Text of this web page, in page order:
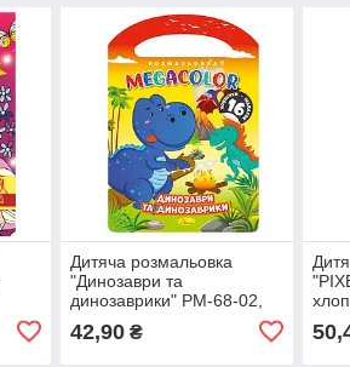
Дитяча розмальовка
"Динозаври та
динозаврики" РМ-68-02,
42,90₴